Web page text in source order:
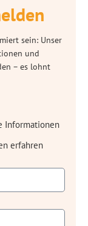
sein: Unser
und
– es lohnt
Informationen
erfahren